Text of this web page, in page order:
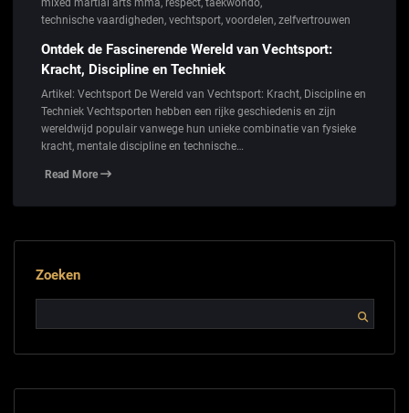
mixed martial arts mma, respect, taekwondo,
technische vaardigheden, vechtsport, voordelen, zelfvertrouwen
Ontdek de Fascinerende Wereld van Vechtsport:
Kracht, Discipline en Techniek
Artikel: Vechtsport De Wereld van Vechtsport: Kracht, Discipline en
Techniek Vechtsporten hebben een rijke geschiedenis en zijn
wereldwijd populair vanwege hun unieke combinatie van fysieke
kracht, mentale discipline en technische…
Read More
Zoeken